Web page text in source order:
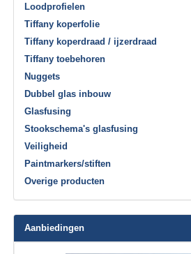
Loodprofielen
Tiffany koperfolie
Tiffany koperdraad / ijzerdraad
Tiffany toebehoren
Nuggets
Dubbel glas inbouw
Glasfusing
Stookschema's glasfusing
Veiligheid
Paintmarkers/stiften
Overige producten
Aanbiedingen